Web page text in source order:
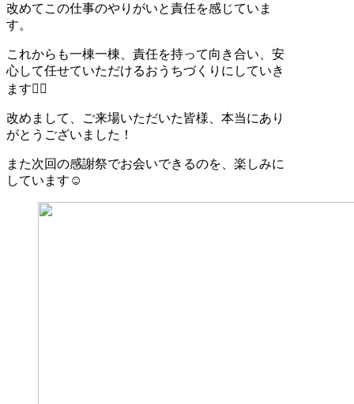
改めてこの仕事のやりがいと責任を感じていま
す。
これからも一棟一棟、責任を持って向き合い、安
心して任せていただけるおうちづくりにしていき
ます🙇‍♀️
改めまして、ご来場いただいた皆様、本当にあり
がとうございました！
また次回の感謝祭でお会いできるのを、楽しみに
しています☺️